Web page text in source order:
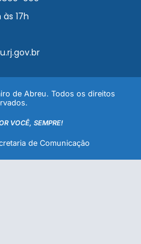
17h
de Abreu. Todos os direitos
VOCÊ, SEMPRE!
de Comunicação